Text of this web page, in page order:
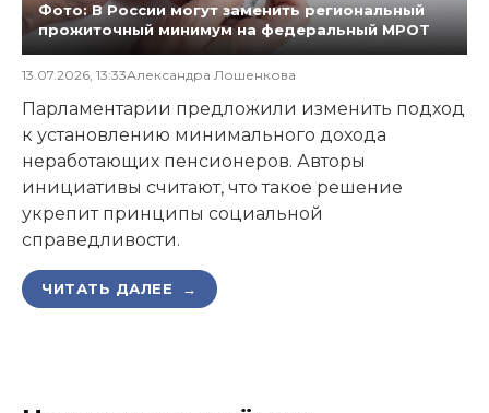
Фото: В России могут заменить региональный
прожиточный минимум на федеральный МРОТ
13.07.2026, 13:33Александра Лошенкова
Парламентарии предложили изменить подход
к установлению минимального дохода
неработающих пенсионеров. Авторы
инициативы считают, что такое решение
укрепит принципы социальной
справедливости.
ЧИТАТЬ ДАЛЕЕ →